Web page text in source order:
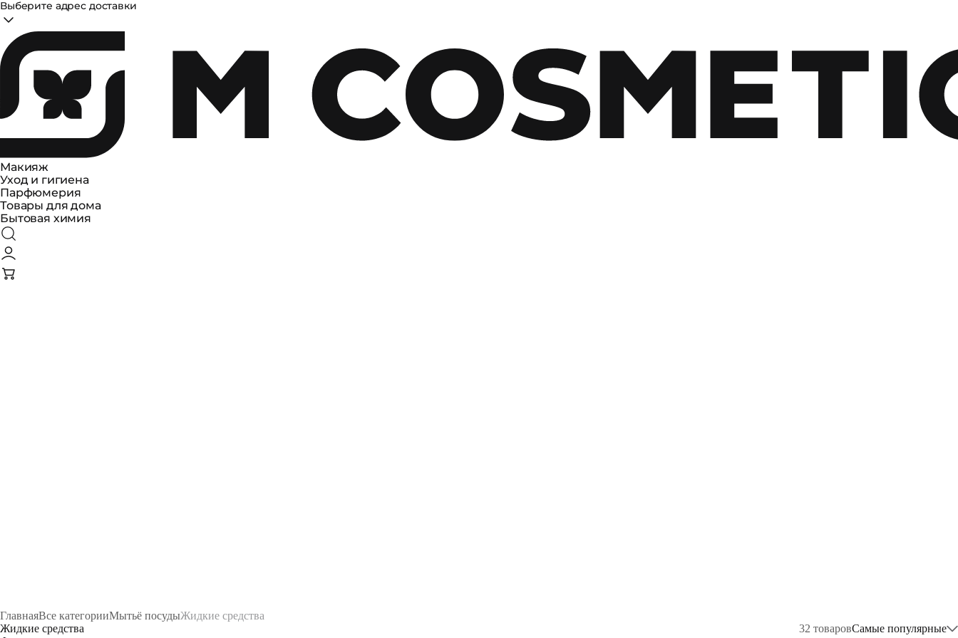
Выберите адрес доставки
Макияж
Уход и гигиена
Парфюмерия
Товары для дома
Бытовая химия
ГлавнаяВсе категорииМытьё посудыЖидкие средства
Жидкие средства
32 товаровСамые популярные